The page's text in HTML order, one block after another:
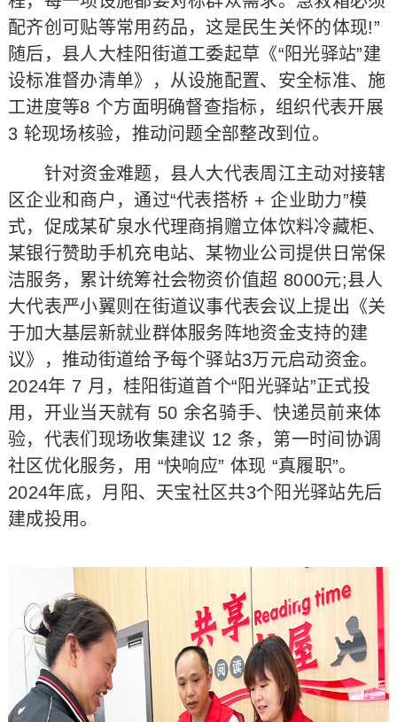
配齐创可贴等常用药品，这是民生关怀的体现!”
随后，县人大桂阳街道工委起草《“阳光驿站”建
设标准督办清单》，从设施配置、安全标准、施
工进度等8 个方面明确督查指标，组织代表开展
3 轮现场核验，推动问题全部整改到位。
针对资金难题，县人大代表周江主动对接辖
区企业和商户，通过“代表搭桥 + 企业助力”模
式，促成某矿泉水代理商捐赠立体饮料冷藏柜、
某银行赞助手机充电站、某物业公司提供日常保
洁服务，累计统筹社会物资价值超 8000元;县人
大代表严小翼则在街道议事代表会议上提出《关
于加大基层新就业群体服务阵地资金支持的建
议》，推动街道给予每个驿站3万元启动资金。
2024年 7 月，桂阳街道首个“阳光驿站”正式投
用，开业当天就有 50 余名骑手、快递员前来体
验，代表们现场收集建议 12 条，第一时间协调
社区优化服务，用 “快响应” 体现 “真履职”。
2024年底，月阳、天宝社区共3个阳光驿站先后
建成投用。